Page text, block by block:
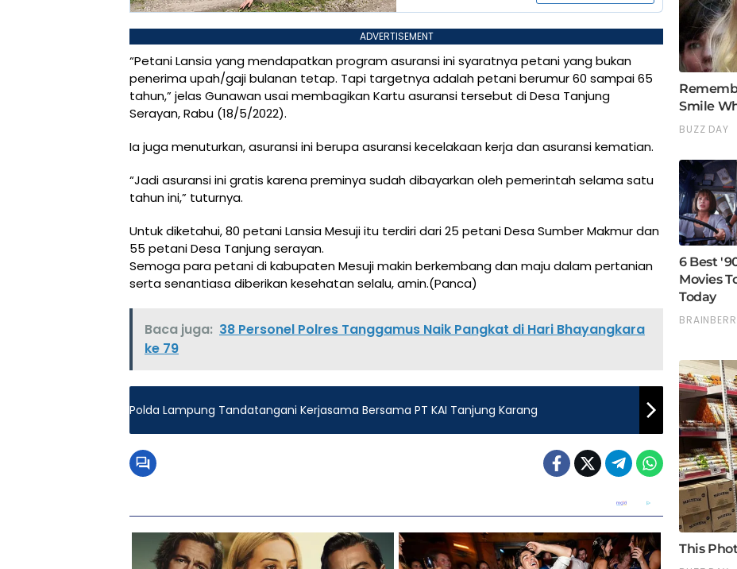
ADVERTISEMENT
“Petani Lansia yang mendapatkan program asuransi ini syaratnya petani yang bukan
penerima upah/gaji bulanan tetap. Tapi targetnya adalah petani berumur 60 sampai 65
tahun,” jelas Gunawan usai membagikan Kartu asuransi tersebut di Desa Tanjung
Serayan, Rabu (18/5/2022).
Ia juga menuturkan, asuransi ini berupa asuransi kecelakaan kerja dan asuransi kematian.
“Jadi asuransi ini gratis karena preminya sudah dibayarkan oleh pemerintah selama satu
tahun ini,” tuturnya.
Untuk diketahui, 80 petani Lansia Mesuji itu terdiri dari 25 petani Desa Sumber Makmur dan
55 petani Desa Tanjung serayan.
Semoga para petani di kabupaten Mesuji makin berkembang dan maju dalam pertanian
serta senantiasa diberikan kesehatan selalu, amin.(Panca)
Baca juga: 38 Personel Polres Tanggamus Naik Pangkat di Hari Bhayangkara
ke 79
Polda Lampung Tandatangani Kerjasama Bersama PT KAI Tanjung Karang